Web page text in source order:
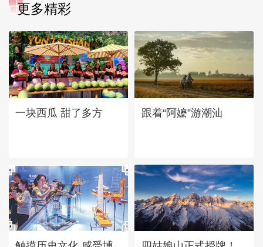
更多精彩
一块西瓜 甜了多方 跟着“阿嬷”游潮汕